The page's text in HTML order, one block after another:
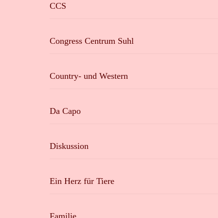
CCS
Congress Centrum Suhl
Country- und Western
Da Capo
Diskussion
Ein Herz für Tiere
Familie